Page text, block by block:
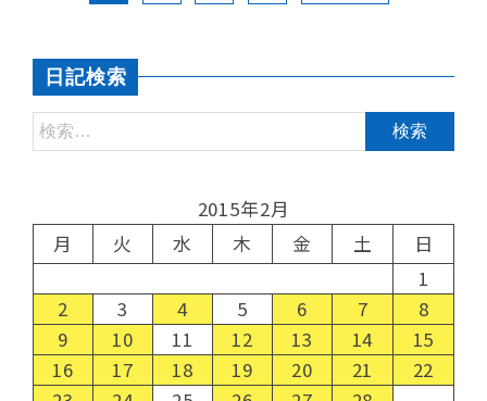
日記検索
2015年2月
月
火 水 木 金 土
日
1
2
3 4 5 6 7
8
9
10 11 12 13 14
15
16
17 18 19 20 21
22